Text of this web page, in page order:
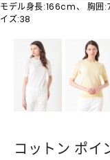
モデル身長:166cm、 胸
イズ:38
コットン ポイ